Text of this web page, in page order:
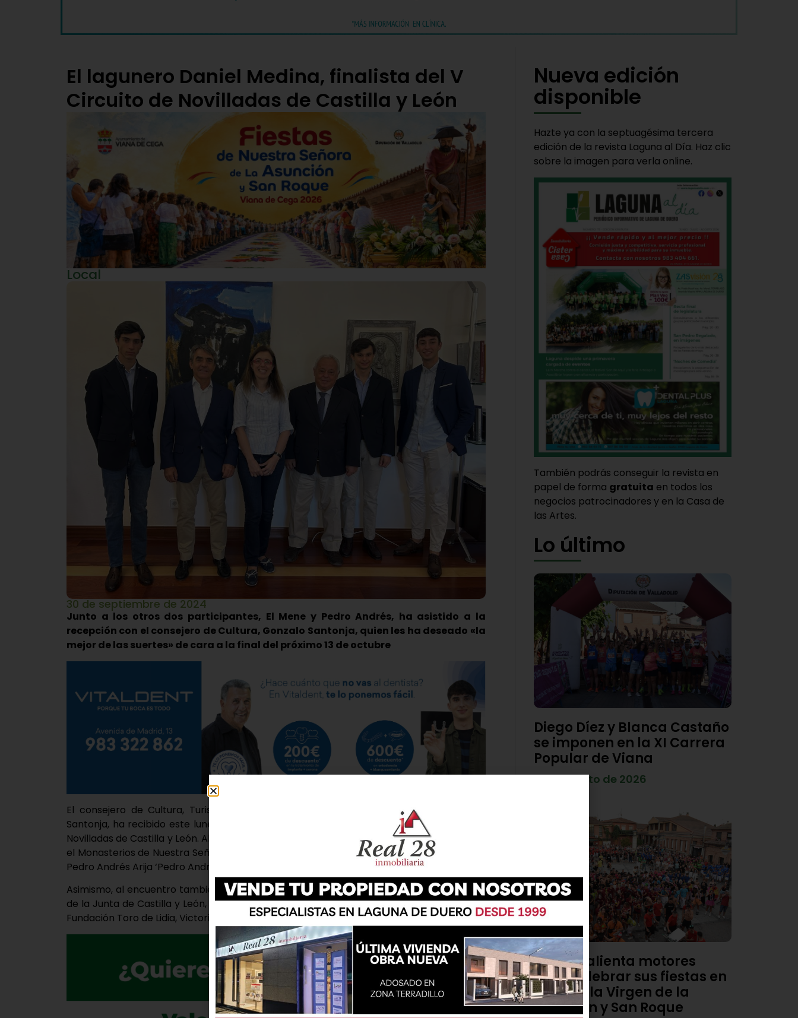
El lagunero Daniel Medina, finalista del V
Circuito de Novilladas de Castilla y León
Local
30 de septiembre de 2024
Junto a los otros dos participantes, El Mene y Pedro Andrés, ha asistido a la
recepción con el consejero de Cultura, Gonzalo Santonja, quien les ha deseado «la
mejor de las suertes» de cara a la final del próximo 13 de octubre
El consejero de Cultura, Turismo y Deporte de la Junta de Castilla y León, Gonzalo
Santonja, ha recibido este lunes a los tres finalistas de la presente edición V Circuito de
Novilladas de Castilla y León. Al acto, que ha tenido lugar en el despacho del consejero, en
el Monasterios de Nuestra Señora del Prado, han asistido Iker Fernández Aliaga, ‘El Mene’,
Pedro Andrés Arija ‘Pedro Andrés’, y el lagunero Daniel Martín Medina, ‘Daniel Medina’.
Asimismo, al encuentro también han acudido la directora general de Políticas Culturales
de la Junta de Castilla y León, Inmaculada Martínez Merino, así como el presidente de la
Fundación Toro de Lidia, Victorino Martín.
Nueva edición
disponible
Hazte ya con la septuagésima tercera
edición de la revista Laguna al Día. Haz clic
sobre la imagen para verla online.
También podrás conseguir la revista en
papel de forma gratuita en todos los
negocios patrocinadores y en la Casa de
las Artes.
Lo último
Diego Díez y Blanca Castaño
se imponen en la XI Carrera
Popular de Viana
4 de agosto de 2026
Viana calienta motores
para celebrar sus fiestas en
honor a la Virgen de la
Asunción y San Roque